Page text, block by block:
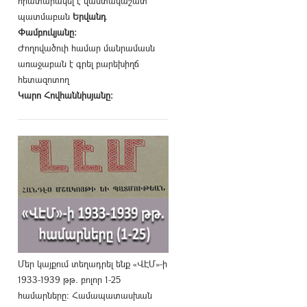
պատմաբան Երվանդ
Փամբուկյանը։
Ժողովածուի համար մանրամասն
առաջաբան է գրել բարեխիղճ
հետազոտող
Կարո Հովհաննիսյանը։
Մեր կայքում տեղադրել ենք «ՎԷՄ»-ի
1933-1939 թթ. բոլոր 1-25
համարները։ Համապատասխան